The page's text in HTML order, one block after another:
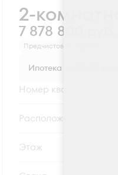
2-
7 878 800 руб.
Предчистовая отделка
Ипотека
Номер квартиры
Секция
Этаж